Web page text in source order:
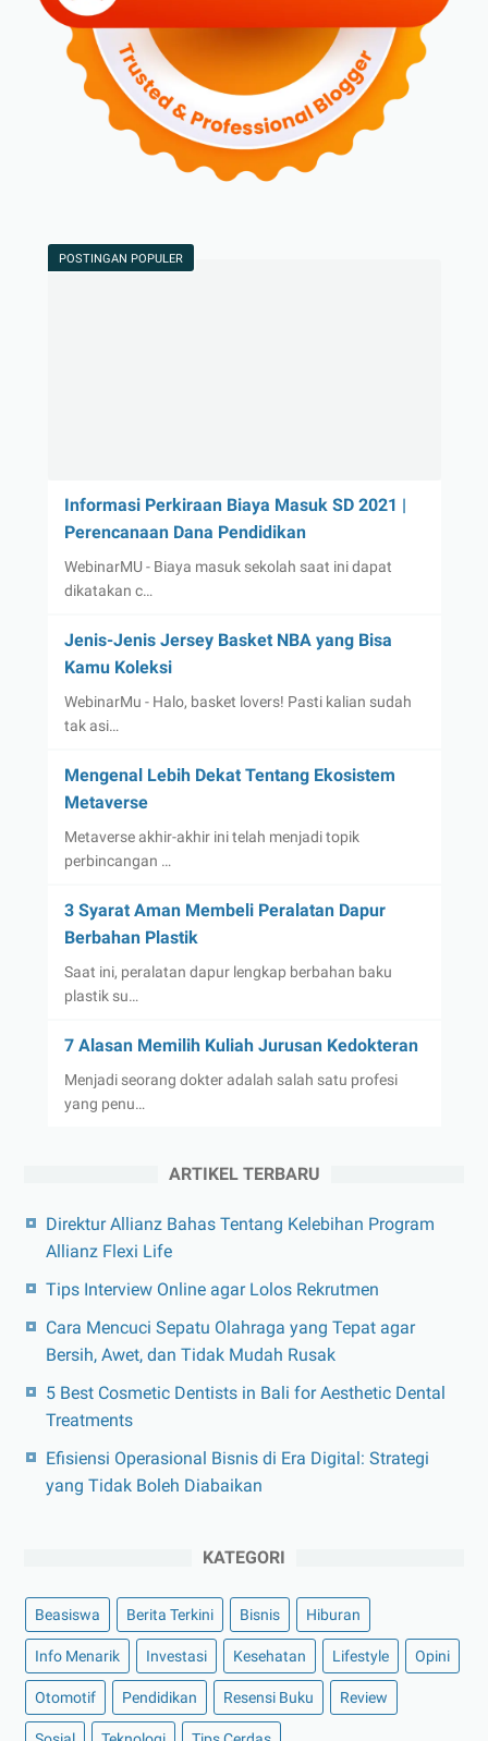
POSTINGAN POPULER
Informasi Perkiraan Biaya Masuk SD 2021 |
Perencanaan Dana Pendidikan
WebinarMU - Biaya masuk sekolah saat ini dapat
dikatakan c…
Jenis-Jenis Jersey Basket NBA yang Bisa
Kamu Koleksi
WebinarMu - Halo, basket lovers! Pasti kalian sudah
tak asi…
Mengenal Lebih Dekat Tentang Ekosistem
Metaverse
Metaverse akhir-akhir ini telah menjadi topik
perbincangan …
3 Syarat Aman Membeli Peralatan Dapur
Berbahan Plastik
Saat ini, peralatan dapur lengkap berbahan baku
plastik su…
7 Alasan Memilih Kuliah Jurusan Kedokteran
Menjadi seorang dokter adalah salah satu profesi
yang penu…
ARTIKEL TERBARU
Direktur Allianz Bahas Tentang Kelebihan Program
Allianz Flexi Life
Tips Interview Online agar Lolos Rekrutmen
Cara Mencuci Sepatu Olahraga yang Tepat agar
Bersih, Awet, dan Tidak Mudah Rusak
5 Best Cosmetic Dentists in Bali for Aesthetic Dental
Treatments
Efisiensi Operasional Bisnis di Era Digital: Strategi
yang Tidak Boleh Diabaikan
KATEGORI
Beasiswa Berita Terkini Bisnis Hiburan
Info Menarik Investasi Kesehatan Lifestyle Opini
Otomotif Pendidikan Resensi Buku Review